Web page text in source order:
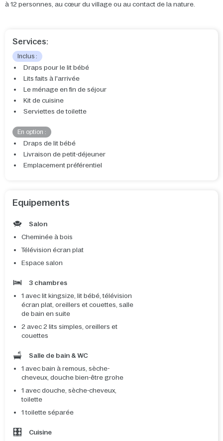
à 12 personnes, au cœur du village ou au contact de la nature.
Services:
Inclus :
Draps pour le lit bébé
Lits faits à l'arrivée
Le ménage en fin de séjour
Kit de cuisine
Serviettes de toilette
En option :
Draps de lit bébé
Livraison de petit-déjeuner
Emplacement préférentiel
Equipements
Salon
Cheminée à bois
Télévision écran plat
Espace salon
3 chambres
1 avec lit kingsize, lit bébé, télévision
écran plat, oreillers et couettes, salle
de bain en suite
2 avec 2 lits simples, oreillers et
couettes
Salle de bain & WC
1 avec bain à remous, sèche-
cheveux, douche bien-être grohe
1 avec douche, sèche-cheveux,
toilette
1 toilette séparée
Cuisine